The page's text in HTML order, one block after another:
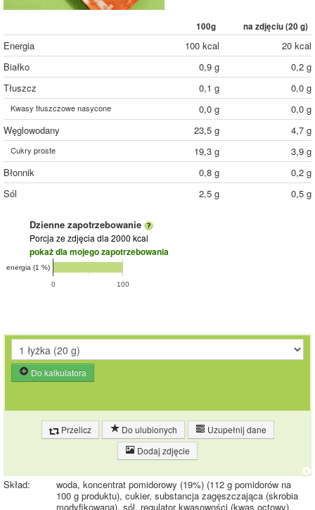
100g na zdjęciu (20 g)
Energia 100 kcal
20 kcal
Białko
0,9 g
0,2 g
Tłuszcz
0,1 g 0,0 g
Kwasy tłuszczowe nasycone 0,0 g
0,0 g
Węglowodany
23,5 g 4,7 g
Cukry proste 19,3 g
3,9 g
Błonnik
0,8 g
0,2 g
Sól
2,5 g 0,5 g
Dzienne zapotrzebowanie
Porcja ze zdjęcia dla 2000 kcal
pokaż dla mojego zapotrzebowania
0 100
energia (1 %)
Do kalkulatora
Przelicz Do ulubionych
Uzupełnij dane
Dodaj zdjęcie
Skład:
woda, koncentrat pomidorowy (19%) (112 g pomidorów na
100 g produktu), cukier, substancja zagęszczająca (skrobia
modyfikowana), sól, regulator kwasowości (kwas octowy),